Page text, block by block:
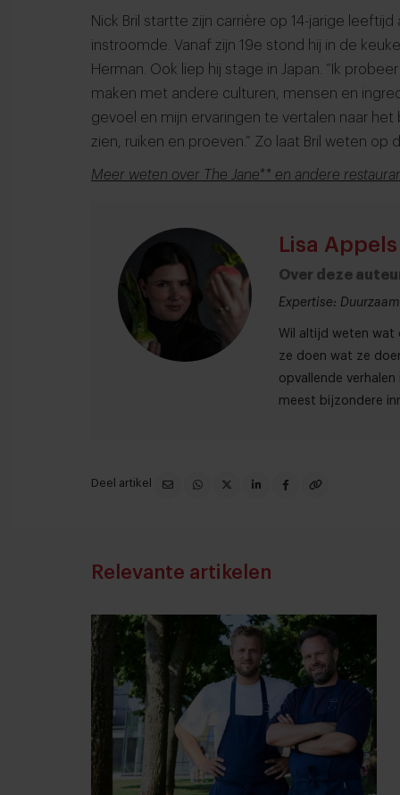
Nick Bril startte zijn carrière op 14-jarige
instroomde. Vanaf zijn 19e stond hij in de
Herman. Ook liep hij stage in Japan. “Ik
maken met andere culturen, mensen en
gevoel en mijn ervaringen te vertalen naar
zien, ruiken en proeven.” Zo laat Bril weten op
Meer weten over The Jane** en andere
Lisa Appels
Over deze
Expertise:
Wil altijd weten wat
ze doen wat ze
opvallende
meest bijzondere
Deel artikel
Relevante artikelen